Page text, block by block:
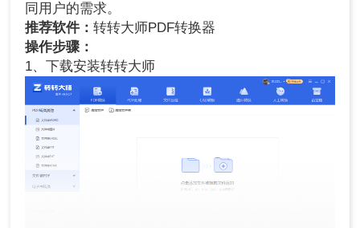
同用户的需求。
推荐软件：转转大师PDF转换器
操作步骤：
1、下载安装转转大师